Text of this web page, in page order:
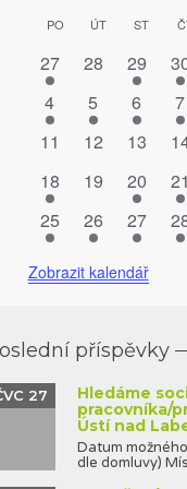
Kalendář
z
Akce
PO PONDĚLÍ
ÚTÚTERÝ
ST
1
akce
27
0
28
1
akce
29
1
1
akce
4
1
akce
5
1
akce
6
1
7
0
11
0
12
0
13
0
1
akce
18
0
19
1
akce
20
1
21
1
akce
25
1
akce
26
1
akce
27
1
Zobrazit kalendář
příspěvky
Hledáme
pracovníka/
Ústí nad
27
Datum
dle domluvy)